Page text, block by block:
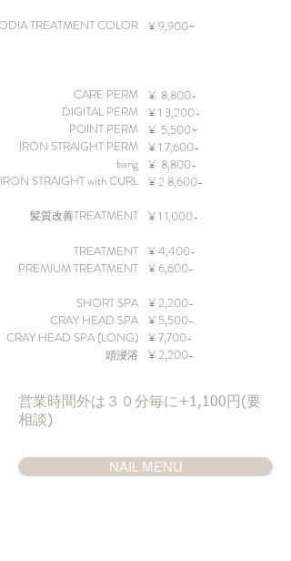
TREATMENT COLOR
CARE PERM
DIGITAL PERM
POINT PERM
IRON STRAIGHT PERM
bang
IRON STRAIGHTwith CURL
髪質改善TREATMENT
TREATMENT
PREMIUM TREATMENT
SHORT SPA
CRAY HEAD SPA
​CRAY HEAD SPA (LONG)
頭浸浴
¥ 9,900~
¥ 8,800-
¥ 1 3,200-
¥ 5,500~
¥ 1 7,600-
¥ 8,800-
¥ 2 8,600-
¥ 1 1,000-
¥ 4,400-
¥ 6,600-
​¥ 2,200-
¥ 5,500-
¥ 7,700-
¥ 2,200-
​営業時間外は３０分毎に+1,100円(要
相談)
NAIL MENU